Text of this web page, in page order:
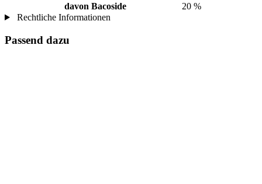
davon Bacoside
20 %
Rechtliche Informationen
Passend dazu